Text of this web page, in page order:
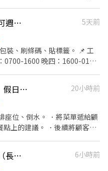
住宿 #免費供餐 #日領全薪
✚ ʟɪɴᴇ 報名 ⚡️⚡️⚡️ 安心求
時薪280 (檔期8/1、7-10、
: 桃園市楊梅
手」職缺，薪資更優》
👍 🦐觀音🦐電商物流🌟書審🌟可週領🌟長派/臨時工
5天前
裝、刷條碼、貼標籤。 📌 工
0700-1600 晚四：1600-0100
假制度：排休 ⭐️可週領 ⭐️書
💰500-3000 ⭐️可短期1-2個
如何應徵?🔽🔽🔽 👉快速連
賴ID：@nhy5896h 👉截圖
早安美芝城（中壢元化概念店）假日工讀生
20小時前
座位、倒水。 ．將菜單遞給顧
上的建議。 ．後續將顧客點
．擔任廚師的助手，處理烹飪
錢都日式涮涮鍋 內場人員兼職（長期）
6小時前